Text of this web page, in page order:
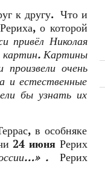
к другу. Что и
о которой
привёл Николая
картин. Картины
очень
и естественные
бы узнать их
в особняке
24 июняРерих
.
Рерих